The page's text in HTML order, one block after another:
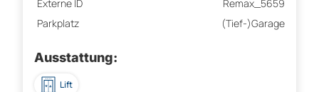
Externe ID
Remax_5659
Parkplatz
(Tief-)Garage
Ausstattung:
Lift